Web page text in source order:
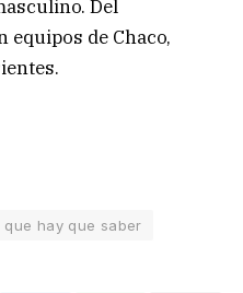
Del
de Chaco,
que hay que saber